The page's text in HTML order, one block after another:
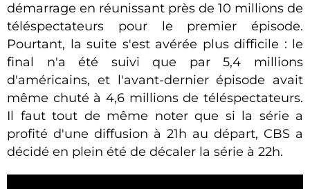
démarrage en réunissant près de 10 millions de
téléspectateurs pour le premier épisode.
Pourtant, la suite s'est avérée plus difficile : le
final n'a été suivi que par 5,4 millions
d'américains, et l'avant-dernier épisode avait
même chuté à 4,6 millions de téléspectateurs.
Il faut tout de même noter que si la série a
profité d'une diffusion à 21h au départ, CBS a
décidé en plein été de décaler la série à 22h.